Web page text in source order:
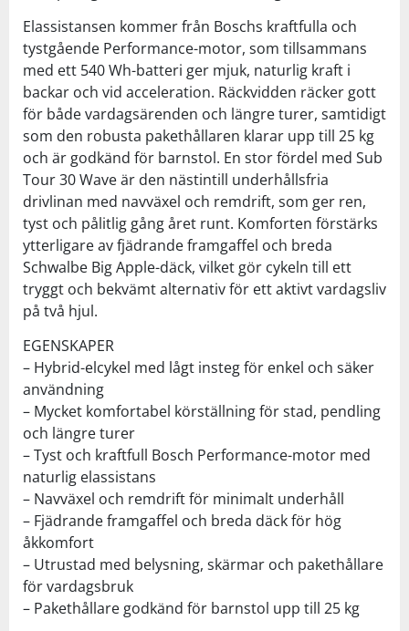
Elassistansen kommer från Boschs kraftfulla och
tystgående Performance-motor, som tillsammans
med ett 540 Wh-batteri ger mjuk, naturlig kraft i
backar och vid acceleration. Räckvidden räcker gott
för både vardagsärenden och längre turer, samtidigt
som den robusta pakethållaren klarar upp till 25 kg
och är godkänd för barnstol. En stor fördel med Sub
Tour 30 Wave är den nästintill underhållsfria
drivlinan med navväxel och remdrift, som ger ren,
tyst och pålitlig gång året runt. Komforten förstärks
ytterligare av fjädrande framgaffel och breda
Schwalbe Big Apple-däck, vilket gör cykeln till ett
tryggt och bekvämt alternativ för ett aktivt vardagsliv
på två hjul.
EGENSKAPER
– Hybrid-elcykel med lågt insteg för enkel och säker
användning
– Mycket komfortabel körställning för stad, pendling
och längre turer
– Tyst och kraftfull Bosch Performance-motor med
naturlig elassistans
– Navväxel och remdrift för minimalt underhåll
– Fjädrande framgaffel och breda däck för hög
åkkomfort
– Utrustad med belysning, skärmar och pakethållare
för vardagsbruk
– Pakethållare godkänd för barnstol upp till 25 kg